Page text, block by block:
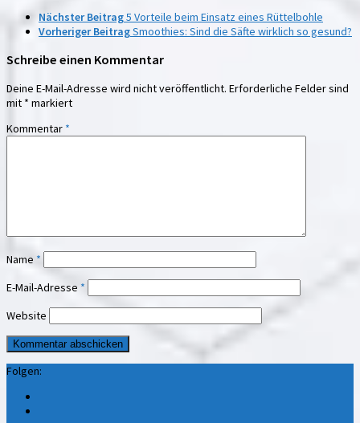
Nächster Beitrag5 Vorteile beim Einsatz eines Rüttelbohle
Vorheriger BeitragSmoothies: Sind die Säfte wirklich so gesund?
Schreibe einen Kommentar
Deine E-Mail-Adresse wird nicht veröffentlicht. Erforderliche Felder sind
mit * markiert
Kommentar *
Name *
E-Mail-Adresse *
Website
Folgen: